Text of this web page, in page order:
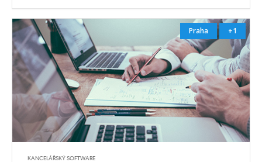
Praha +1
KANCELÁŘSKÝ SOFTWARE